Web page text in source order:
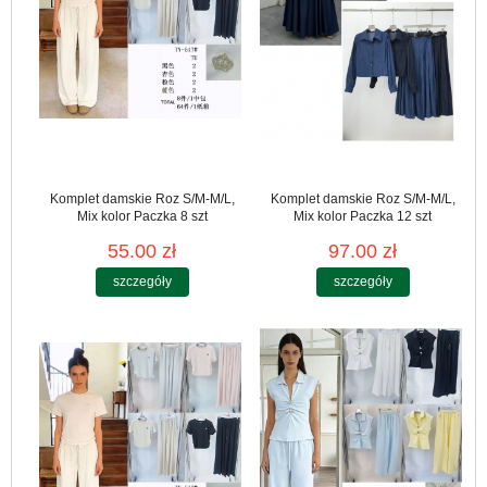
Komplet damskie Roz S/M-M/L,
Mix kolor Paczka 8 szt
55.00 zł
szczegóły
Komplet damskie Roz S/M-M/L,
Mix kolor Paczka 12 szt
97.00 zł
szczegóły